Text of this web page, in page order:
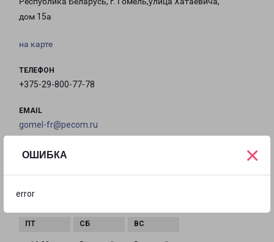
ОШИБКА
error
×
дом 15а
на карте
ТЕЛЕФОН
+375-29-800-77-78
EMAIL
gomel-fr@pecom.ru
ГРАФИК РАБОТЫ
с 10:00 до